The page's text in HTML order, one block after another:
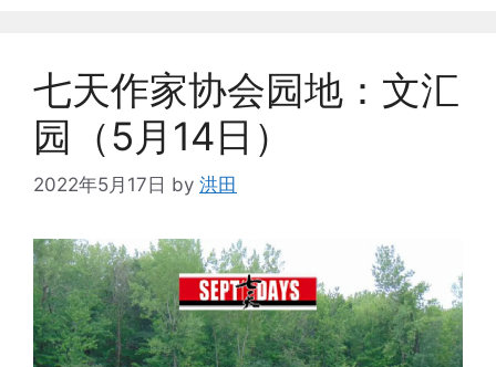
七天作家协会园地：文汇
园（5月14日）
2022年5月17日 by 洪田